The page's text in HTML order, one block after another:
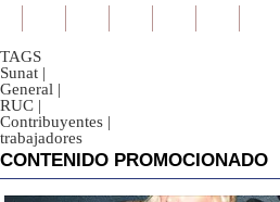
TAGS
Sunat |
General |
RUC |
Contribuyentes |
trabajadores